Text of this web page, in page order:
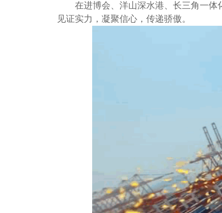
在进博会、洋山深水港、长三角一
见证实力，凝聚信心，传递骄傲。